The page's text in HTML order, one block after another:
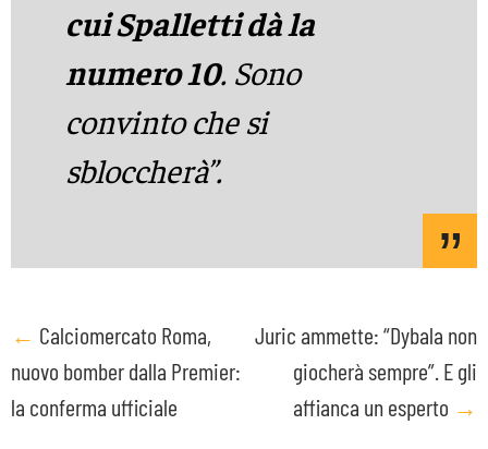
cui Spalletti dà la
numero 10. Sono
convinto che si
sbloccherà”.
Post
navigation
← Calciomercato Roma,
nuovo bomber dalla Premier:
la conferma ufficiale
Juric ammette: “Dybala non
giocherà sempre”. E gli
affianca un esperto →